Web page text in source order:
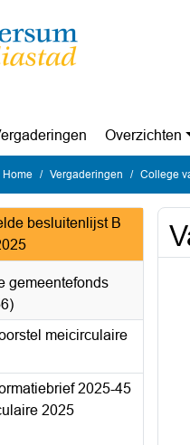
Overzichten
Home Vergaderingen College
besluitenlijst B
gemeentefonds
meicirculaire
2025-45
2025